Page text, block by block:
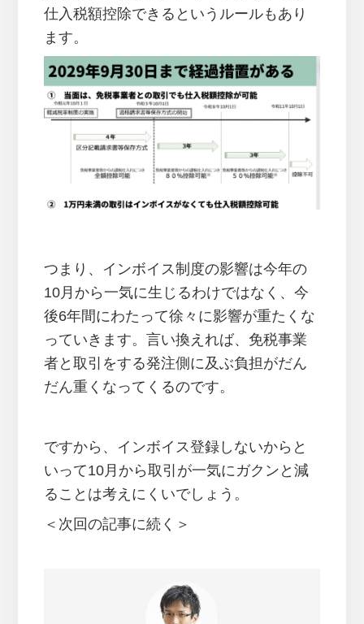
仕入税額控除できるというルールもあり
ます。
つまり、インボイス制度の影響は今年の
10月から一気に生じるわけではなく、今
後6年間にわたって徐々に影響が重たくな
っていきます。言い換えれば、免税事業
者と取引をする発注側に及ぶ負担がだん
だん重くなってくるのです。
ですから、インボイス登録しないからと
いって10月から取引が一気にガクンと減
ることは考えにくいでしょう。
＜次回の記事に続く＞